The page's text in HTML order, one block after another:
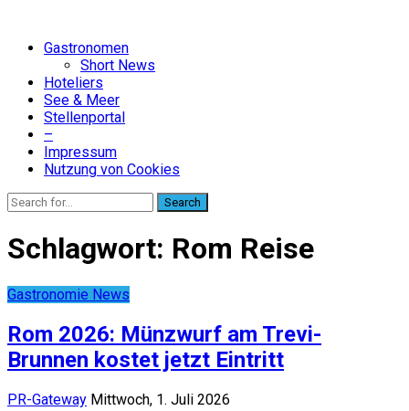
Gastronomen
Short News
Hoteliers
See & Meer
Stellenportal
–
Impressum
Nutzung von Cookies
Search
Schlagwort: Rom Reise
Gastronomie News
Rom 2026: Münzwurf am Trevi-
Brunnen kostet jetzt Eintritt
PR-Gateway Mittwoch, 1. Juli 2026